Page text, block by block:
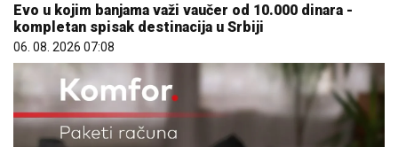
Evo u kojim banjama važi vaučer od 10.000 dinara -
kompletan spisak destinacija u Srbiji
06. 08. 2026 07:08